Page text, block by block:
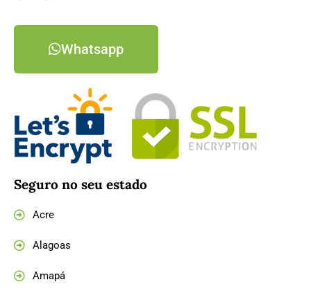
Whatsapp
Seguro no seu estado
Acre
Alagoas
Amapá